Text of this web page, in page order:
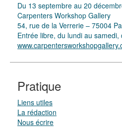
Du 13 septembre au 20
Carpenters Workshop Gallery
54, rue de la Verrerie – 75004
Entrée libre, du lundi au samedi,
Pratique
Liens utiles
La rédaction
Nous écrire